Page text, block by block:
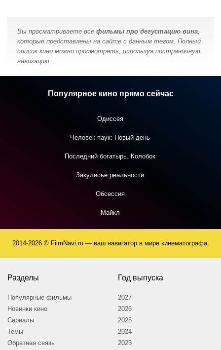
Вы просматриваете все фильмы про дегустацию вина,
которые представлены на сайте с данным тегом. Полный
список кино можно просмотреть, используя постраничную
навигацию.
Популярное кино прямо сейчас
Одиссея
Человек-паук: Новый день
Последний богатырь. Колобок
Закулисье реальности
Обсессия
Майкл
2014-2026 © FilmNavi.ru — ваш навигатор в мире кинематографа.
Разделы
Популярные фильмы
Новинки кино
Сериалы
Темы
Обратная связь
Год выпуска
2027
2026
2025
2024
2023